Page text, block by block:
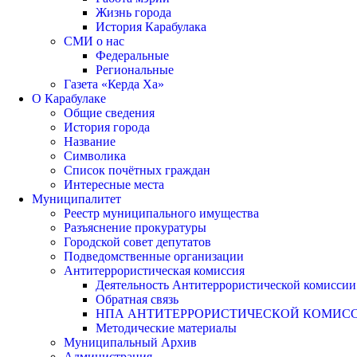
Жизнь города
История Карабулака
СМИ о нас
Федеральные
Региональные
Газета «Керда Ха»
О Карабулаке
Общие сведения
История города
Название
Символика
Список почётных граждан
Интересные места
Муниципалитет
Реестр муниципального имущества
Разъяснение прокуратуры
Городской совет депутатов
Подведомственные организации
Антитеррористическая комиссия
Деятельность Антитеррористической комиссии
Обратная связь
НПА АНТИТЕРРОРИСТИЧЕСКОЙ
Методические материалы
Муниципальный Архив